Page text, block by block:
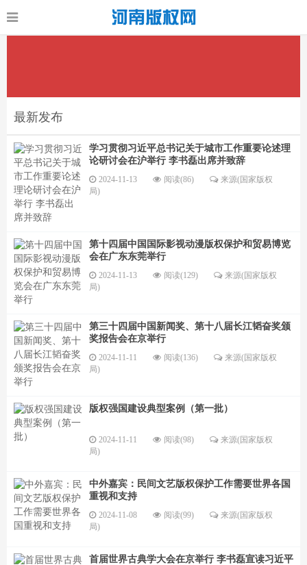
最新发布
学习贯彻习近平总书记关于城市工作重要论述理
论研讨会在沪举行 李书磊出席并致辞
2024-11-13 阅读(86)
来源(国家版权
局)
第十四届中国国际影视动漫版权保护和贸易博览
会在广东东莞举行
2024-11-13 阅读(129)
来源(国家版权
局)
第三十四届中国新闻奖、第十八届长江韬奋奖颁
奖报告会在京举行
2024-11-11 阅读(136)
来源(国家版权
局)
版权强国建设典型案例（第一批）
2024-11-11 阅读(98)
来源(国家版权
局)
中外嘉宾：民间文艺版权保护工作需要世界各国
重视和支持
2024-11-08 阅读(99)
来源(国家版权
局)
首届世界古典学大会在京举行 李书磊宣读习近平